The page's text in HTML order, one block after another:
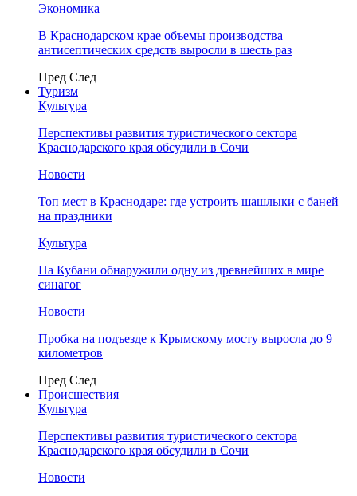
Экономика
В Краснодарском крае объемы производства
антисептических средств выросли в шесть раз
Пред След
Туризм
Культура
Перспективы развития туристического сектора
Краснодарского края обсудили в Сочи
Новости
Топ мест в Краснодаре: где устроить шашлыки с баней
на праздники
Культура
На Кубани обнаружили одну из древнейших в мире
синагог
Новости
Пробка на подъезде к Крымскому мосту выросла до 9
километров
Пред След
Происшествия
Культура
Перспективы развития туристического сектора
Краснодарского края обсудили в Сочи
Новости